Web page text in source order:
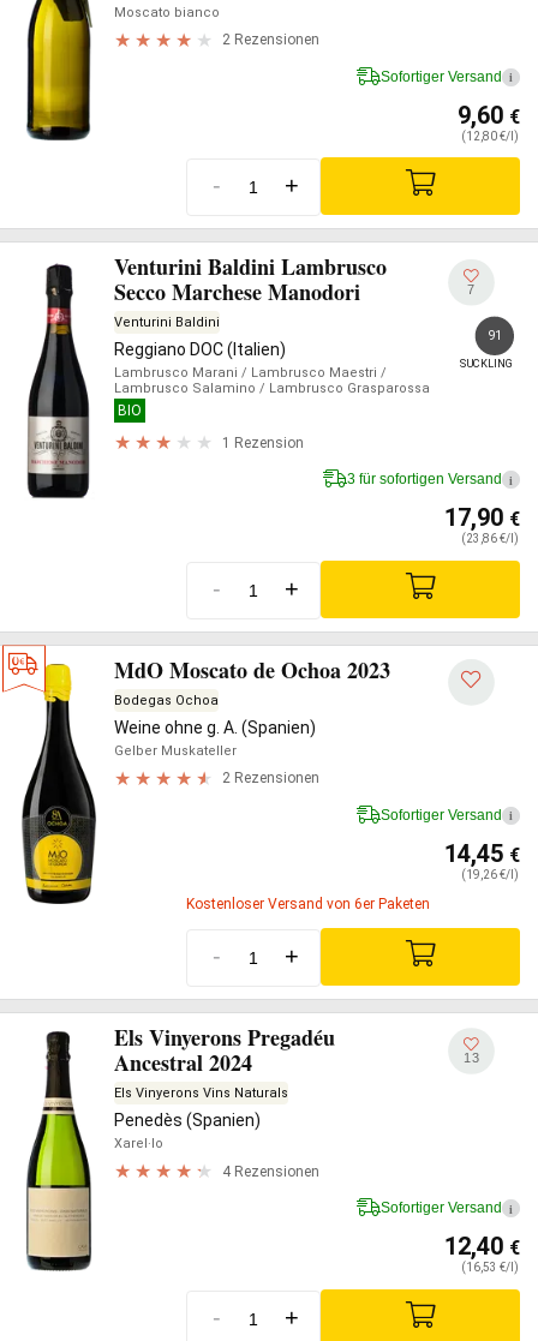
Moscato bianco
2 Rezensionen
Sofortiger Versand i
9,60 €
(12,80 €/l)
- +
Venturini Baldini Lambrusco
Secco Marchese Manodori
Venturini Baldini
Reggiano DOC (Italien)
Lambrusco Marani / Lambrusco Maestri /
Lambrusco Salamino / Lambrusco Grasparossa
BIO
1 Rezension
7
91
SUCKLING
3 für sofortigen Versand i
17,90 €
(23,86 €/l)
- +
MdO Moscato de Ochoa 2023
Bodegas Ochoa
Weine ohne g. A. (Spanien)
Gelber Muskateller
2 Rezensionen
Sofortiger Versand i
14,45 €
(19,26 €/l)
Kostenloser Versand von 6er Paketen
- +
Els Vinyerons Pregadéu
Ancestral 2024
Els Vinyerons Vins Naturals
Penedès (Spanien)
Xarel·lo
4 Rezensionen
13
Sofortiger Versand i
12,40 €
(16,53 €/l)
- +